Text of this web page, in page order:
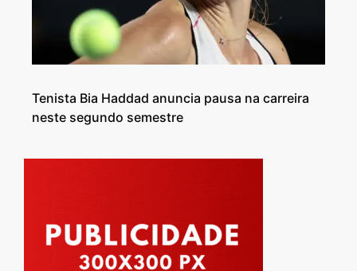
Tenista Bia Haddad anuncia pausa na carreira
neste segundo semestre